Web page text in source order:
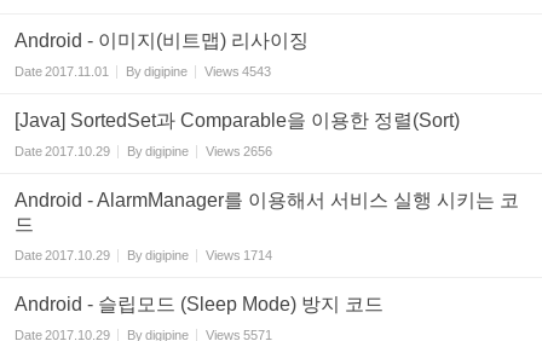
Android - 이미지(비트맵) 리사이징
Date2017.11.01 Bydigipine Views 4543
[Java] SortedSet과 Comparable을 이용한 정렬(Sort)
Date2017.10.29 Bydigipine Views 2656
Android - AlarmManager를 이용해서 서비스 실행 시키는 코
드
Date2017.10.29 Bydigipine Views 1714
Android - 슬립모드 (Sleep Mode) 방지 코드
Date2017.10.29 Bydigipine Views 5571